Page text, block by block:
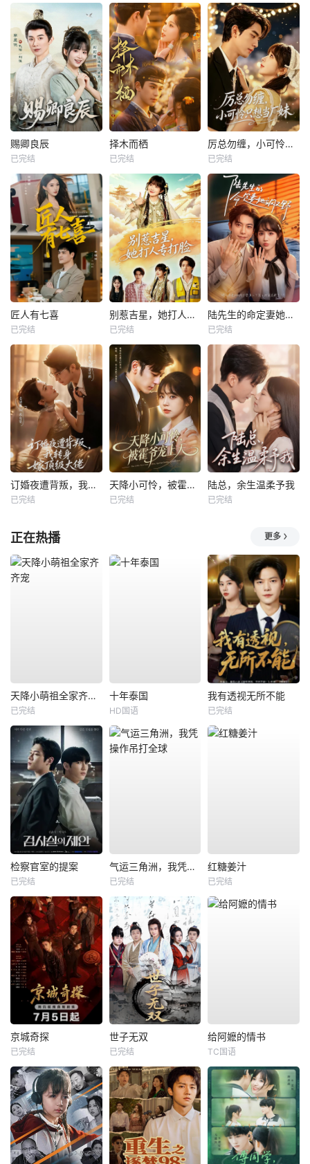
赐卿良辰
已完结
择木而栖
已完结
厉总勿缠，小可怜只想当厂妹
已完结
匠人有七喜
已完结
别惹吉星，她打人专打脸
已完结
陆先生的命定妻她飒又野
已完结
订婚夜遭背叛，我转身嫁顶级大佬
已完结
天降小可怜，被霍爷宠上天
已完结
陆总，余生温柔予我
已完结
正在热播 更多
天降小萌祖全家齐齐宠
已完结
十年泰国
HD国语
我有透视无所不能
已完结
检察官室的提案
已完结
气运三角洲，我凭操作吊打全球
已完结
红糖姜汁
已完结
京城奇探
已完结
世子无双
已完结
给阿嬷的情书
TC国语